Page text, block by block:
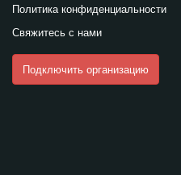
Политика конфиденциальности
Свяжитесь с нами
Подключить организацию